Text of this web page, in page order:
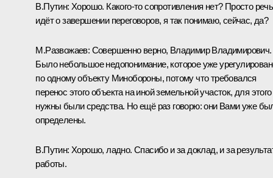
В.Путин: Хорошо. Какого-то сопротивления нет? Просто речь
идёт о завершении переговоров, я так понимаю, сейчас, да?
М.Развожаев: Совершенно верно, Владимир Владимирович.
Было небольшое недопонимание, которое уже
по одному объекту Минобороны, потому что требовался
перенос этого объекта на иной земельной участок, для этого
нужны были средства. Но ещё раз говорю: они Вами уже
определены.
В.Путин: Хорошо, ладно. Спасибо и за доклад, и за
работы.